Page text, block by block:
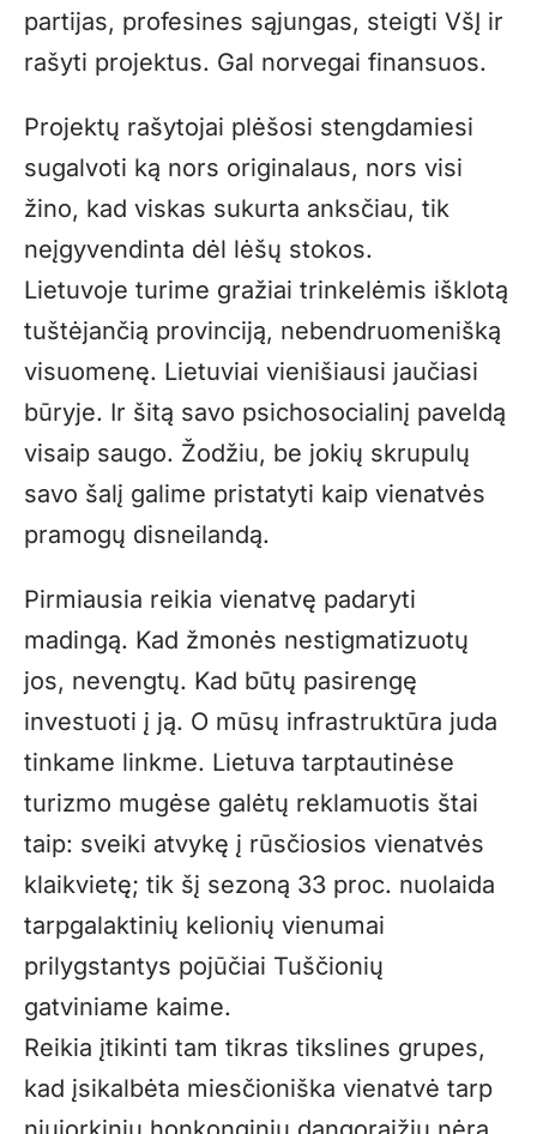
partijas, profesines sąjungas, steigti VšĮ ir
rašyti projektus. Gal norvegai finansuos.
Projektų rašytojai plėšosi stengdamiesi
sugalvoti ką nors originalaus, nors visi
žino, kad viskas sukurta anksčiau, tik
neįgyvendinta dėl lėšų stokos.
Lietuvoje turime gražiai trinkelėmis išklotą
tuštėjančią provinciją, nebendruomenišką
visuomenę. Lietuviai vienišiausi jaučiasi
būryje. Ir šitą savo psichosocialinį paveldą
visaip saugo. Žodžiu, be jokių skrupulų
savo šalį galime pristatyti kaip vienatvės
pramogų disneilandą.
Pirmiausia reikia vienatvę padaryti
madingą. Kad žmonės nestigmatizuotų
jos, nevengtų. Kad būtų pasirengę
investuoti į ją. O mūsų infrastruktūra juda
tinkame linkme. Lietuva tarptautinėse
turizmo mugėse galėtų reklamuotis štai
taip: sveiki atvykę į rūsčiosios vienatvės
klaikvietę; tik šį sezoną 33 proc. nuolaida
tarpgalaktinių kelionių vienumai
prilygstantys pojūčiai Tuščionių
gatviniame kaime.
Reikia įtikinti tam tikras tikslines grupes,
kad įsikalbėta miesčioniška vienatvė tarp